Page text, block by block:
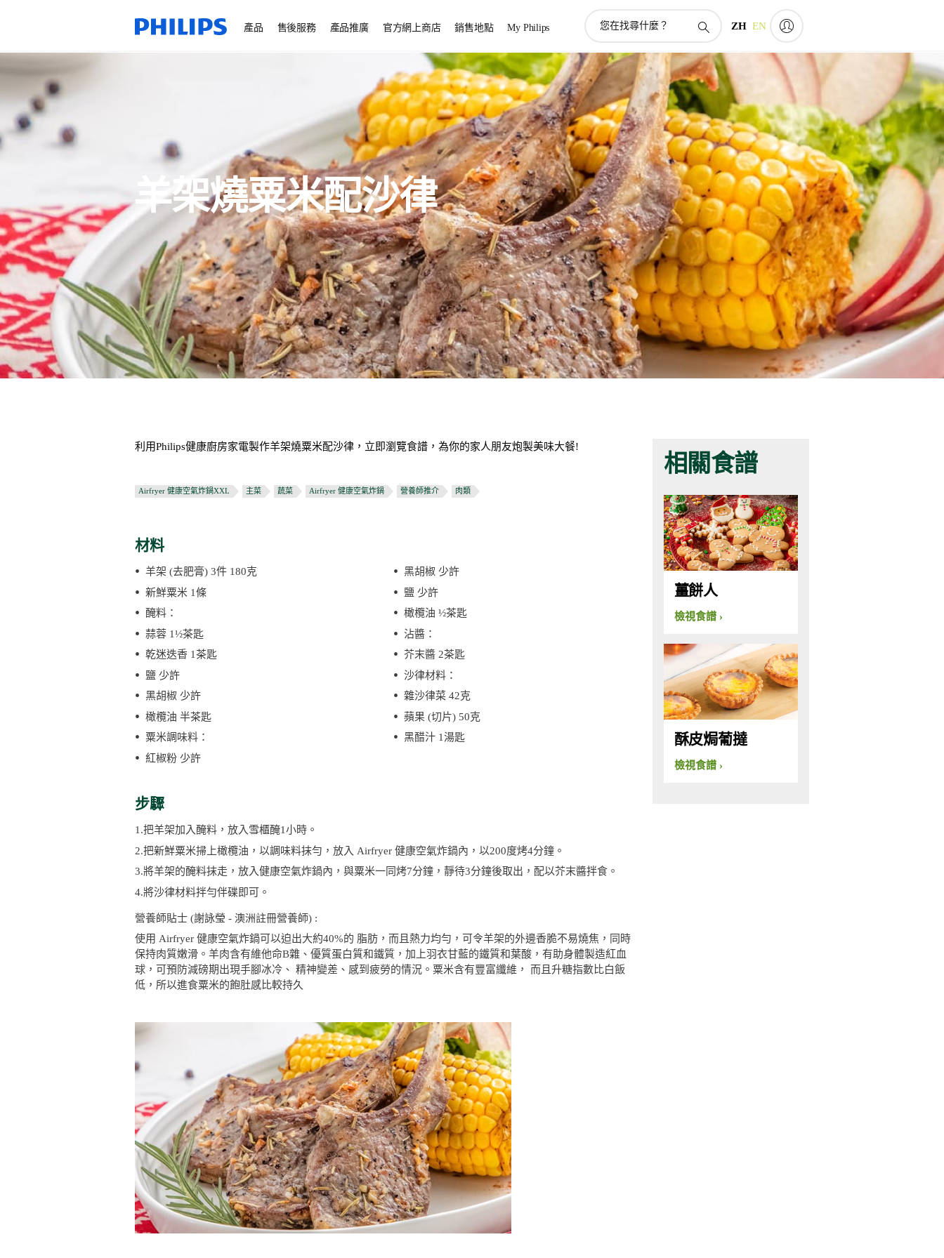
產品 售後服務 產品推廣 官方網上商店 銷售地點 My Philips
持
搜
索
ZH EN
羊架燒粟米配沙律
利用Philips健康廚房家電製作羊架燒粟米配沙律，立即瀏覽食譜，為你的家人朋友炮製美味大餐!
Airfryer 健康空氣炸鍋XXL 主菜 蔬菜 Airfryer 健康空氣炸鍋 營養師推介 肉類
材料
羊架 (去肥膏) 3件 180克
新鮮粟米 1條
醃料：
蒜蓉 1½茶匙
乾迷迭香 1茶匙
鹽 少許
黑胡椒 少許
橄欖油 半茶匙
粟米調味料：
紅椒粉 少許
黑胡椒 少許
鹽 少許
橄欖油 ½茶匙
沾醬：
芥末醬 2茶匙
沙律材料：
雜沙律菜 42克
蘋果 (切片) 50克
黑醋汁 1湯匙
步驟
1.把羊架加入醃料，放入雪櫃醃1小時。
2.把新鮮粟米掃上橄欖油，以調味料抹勻，放入 Airfryer 健康空氣炸鍋內，以200度烤4分鐘。
3.將羊架的醃料抹走，放入健康空氣炸鍋內，與粟米一同烤7分鐘，靜待3分鐘後取出，配以芥末醬拌食。
4.將沙律材料拌勻伴碟即可。
營養師貼士 (謝詠瑩 - 澳洲註冊營養師) :
使用 Airfryer 健康空氣炸鍋可以迫出大約40%的 脂肪，而且熱力均勻，可令羊架的外邊香脆不易燒焦，同時
保持肉質嫩滑。羊肉含有維他命B雜、優質蛋白質和鐵質，加上羽衣甘藍的鐵質和葉酸，有助身體製造紅血
球，可預防減磅期出現手腳冰冷、 精神變差、感到疲勞的情況。粟米含有豐富纖維， 而且升糖指數比白飯
低，所以進食粟米的飽肚感比較持久
相關食譜
薑餅人
檢視食譜
酥皮焗葡撻
檢視食譜